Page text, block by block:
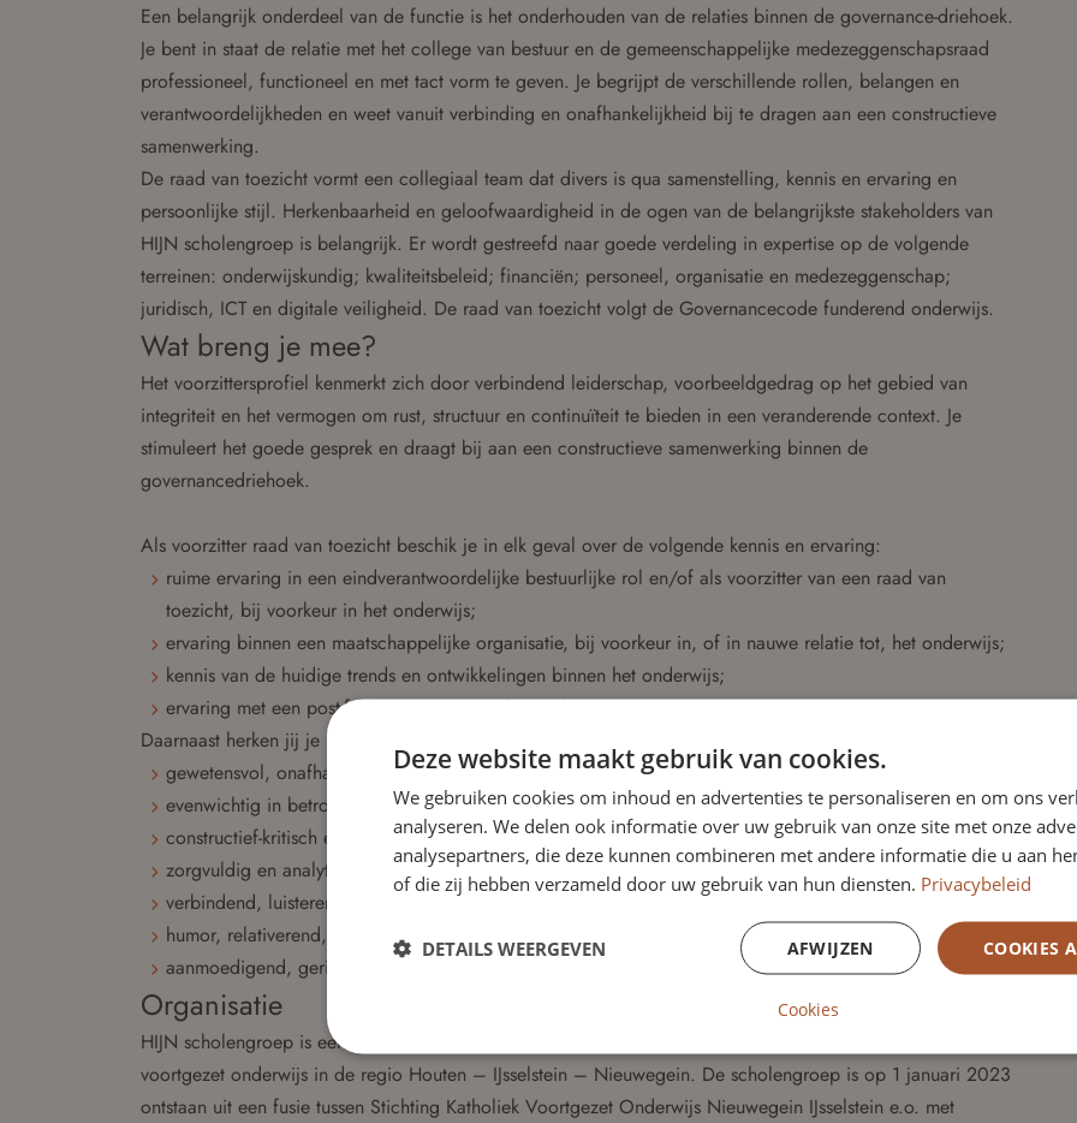
Een belangrijk onderdeel van de functie is het onderhouden van de relaties binnen de governance-driehoek.
Je bent in staat de relatie met het college van bestuur en de gemeenschappelijke medezeggenschapsraad
professioneel, functioneel en met tact vorm te geven. Je begrijpt de verschillende rollen, belangen en
verantwoordelijkheden en weet vanuit verbinding en onafhankelijkheid bij te dragen aan een constructieve
samenwerking.
De raad van toezicht vormt een collegiaal team dat divers is qua samenstelling, kennis en ervaring en
persoonlijke stijl. Herkenbaarheid en geloofwaardigheid in de ogen van de belangrijkste stakeholders van
HIJN scholengroep is belangrijk. Er wordt gestreefd naar goede verdeling in expertise op de volgende
terreinen: onderwijskundig; kwaliteitsbeleid; financiën; personeel, organisatie en medezeggenschap;
juridisch, ICT en digitale veiligheid. De raad van toezicht volgt de Governancecode funderend onderwijs.
Wat breng je mee?
Het voorzittersprofiel kenmerkt zich door verbindend leiderschap, voorbeeldgedrag op het gebied van
integriteit en het vermogen om rust, structuur en continuïteit te bieden in een veranderende context. Je
stimuleert het goede gesprek en draagt bij aan een constructieve samenwerking binnen de
governancedriehoek.
Als voorzitter raad van toezicht beschik je in elk geval over de volgende kennis en ervaring:
ruime ervaring in een eindverantwoordelijke bestuurlijke rol en/of als voorzitter van een raad van
toezicht, bij voorkeur in het onderwijs;
ervaring binnen een maatschappelijke organisatie, bij voorkeur in, of in nauwe relatie tot, het onderwijs;
kennis van de huidige trends en ontwikkelingen binnen het onderwijs;
ervaring met een post-fusie organisatie en het uitdragen van synergievoordelen.
Daarnaast herken jij je in de volgende persoonlijke kenmerken en competenties:
gewetensvol, onafhankelijk en transparant;
evenwichtig in betrokkenheid en afstand;
constructief-kritisch en in staat tot professionele tegenspraak;
zorgvuldig en analytisch; sterk in oordeelsvorming;
verbindend, luisterend oor en sparringpartner;
humor, relativerend, (zelf)kritisch en empathisch;
aanmoedigend, gericht op samenwerken.
Organisatie
HIJN scholengroep is een open stichting voor katholiek, protestantschristelijk en algemeen bijzonder
voortgezet onderwijs in de regio Houten – IJsselstein – Nieuwegein. De scholengroep is op 1 januari 2023
ontstaan uit een fusie tussen Stichting Katholiek Voortgezet Onderwijs Nieuwegein IJsselstein e.o. met
Deze website maakt gebruik van cookies.
We gebruiken cookies om inhoud en advertenties te personaliseren en om ons
analyseren. We delen ook informatie over uw gebruik van onze site met onze
analysepartners, die deze kunnen combineren met andere informatie die u aan
of die zij hebben verzameld door uw gebruik van hun diensten. Privacybeleid
COOKIES
AFWIJZEN
DETAILS WEERGEVEN
Cookies